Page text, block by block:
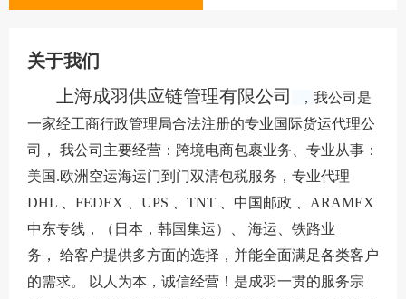
关于我们
上海成羽供应链管理有限公司
， 我公司是
一家经工商行政管理局合法注册的专业国际货运代理公
司， 我公司主要经营：跨境电商包裹业务、专业从事：
美国.欧洲空运海运门到门双清包税服务，专业代理
DHL 、FEDEX 、UPS 、TNT 、中国邮政 、ARAMEX
中东专线，（日本，韩国集运）、 海运、铁路业
务， 给客户提供多方面的选择，并能全面满足各类客户
的需求。 以人为本，诚信经营！是成羽一贯的服务宗